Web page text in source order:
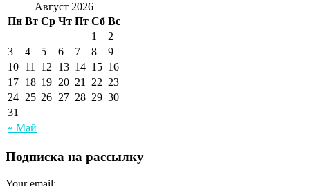
Август 2026
Пн Вт Ср Чт Пт Сб Вс
« Май
1
2
3
4 5 6 7 8
9
10 11 12 13 14 15 16
17 18 19 20 21 22 23
24 25 26 27 28 29 30
31
Подписка на рассылку
Your email: